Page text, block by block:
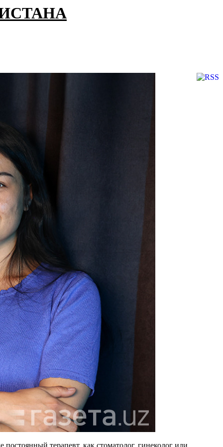
терапевт, как стоматолог, гинеколог или